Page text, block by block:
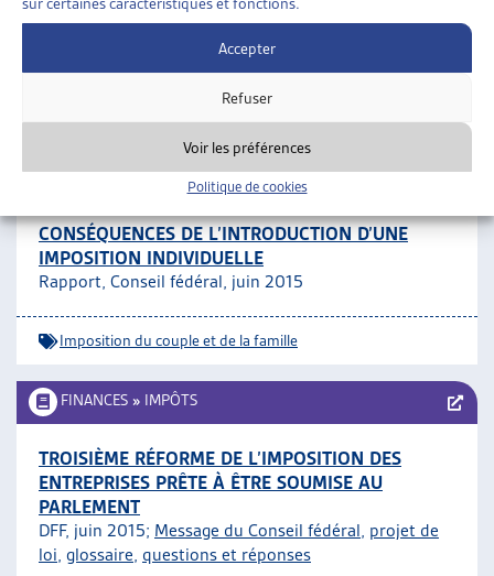
Accepter
Refuser
Voir les préférences
Politique de cookies
RÉGULARISATION
Canton de Neuchâtel, communiqué, janv. 2016
IMPOSITION DU COUPLE ET
CONSÉQUENCES DE L’INTRODUCTION D’UNE
IMPOSITION INDIVIDUELLE
Rapport, Conseil fédéral, juin 2015
Imposition du couple et de la famille
FINANCES » IMPÔTS
TROISIÈME RÉFORME DE L’IMPOSITION DES
ENTREPRISES PRÊTE À ÊTRE SOUMISE AU
PARLEMENT
DFF, juin 2015; Message du Conseil fédéral, projet de
loi, glossaire, questions et réponses